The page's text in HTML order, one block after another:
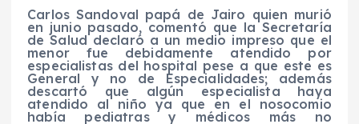
Carlos Sandoval papá de Jairo quien murió
en junio pasado, comentó que la Secretaría
de Salud declaró a un medio impreso que el
menor fue debidamente atendido por
especialistas del hospital pese a que este es
General y no de Especialidades; además
descartó que algún especialista haya
atendido al niño ya que en el nosocomio
había pediatras y médicos más no